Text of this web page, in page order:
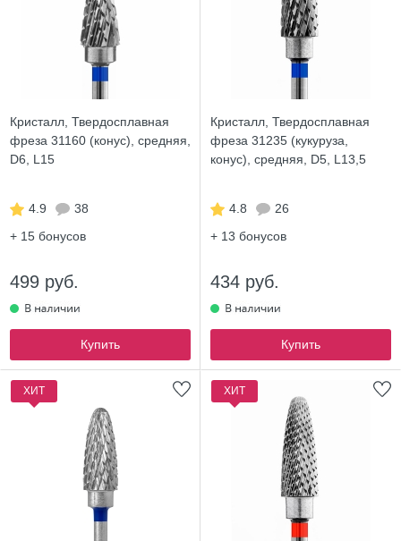
Кристалл, Твердосплавная
фреза 31160 (конус), средняя,
D6, L15
4.9
38
+ 15 бонусов
499 руб.
Купить
Кристалл, Твердосплавная
фреза 31235 (кукуруза,
конус), средняя, D5, L13,5
4.8
26
+ 13 бонусов
434 руб.
Купить
ХИТ ХИТ